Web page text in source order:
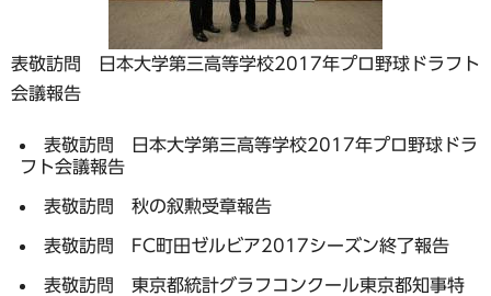
表敬訪問 日本大学第三高等学校2017年プロ野球ドラフト
会議報告
表敬訪問 日本大学第三高等学校2017年プロ野球ドラ
フト会議報告
表敬訪問 秋の叙勲受章報告
表敬訪問 FC町田ゼルビア2017シーズン終了報告
表敬訪問 東京都統計グラフコンクール東京都知事特